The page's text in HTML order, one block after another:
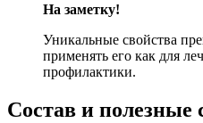
На заметку!
Уникальные свойства
применять его как для
профилактики.
Состав и полезные